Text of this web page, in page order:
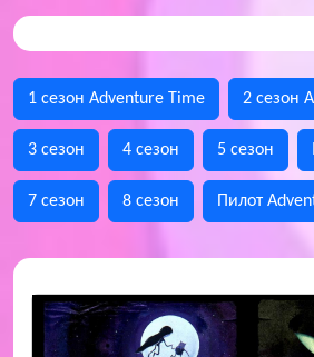
1 сезон Adventure Time 2 сезон
3 сезон 4 сезон 5 сезон
7 сезон 8 сезон Пилот